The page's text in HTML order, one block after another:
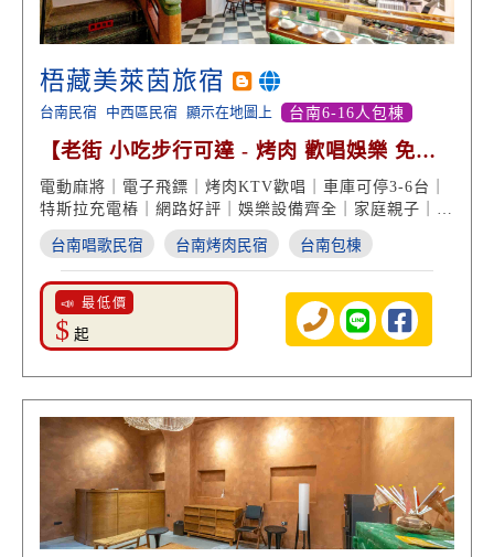
梧藏美萊茵旅宿
台南民宿 中西區民宿 顯示在地圖上 台南6-16人包棟
【老街 小吃步行可達 - 烤肉 歡唱娛樂 免費
停車 高分好評】
電動麻將｜電子飛鏢｜烤肉KTV歡唱｜車庫可停3-6台｜
特斯拉充電樁｜網路好評｜娛樂設備齊全｜家庭親子｜中
西區住宿｜台南民宿推薦
台南唱歌民宿 台南烤肉民宿 台南包棟
📣 最低價
$ 起